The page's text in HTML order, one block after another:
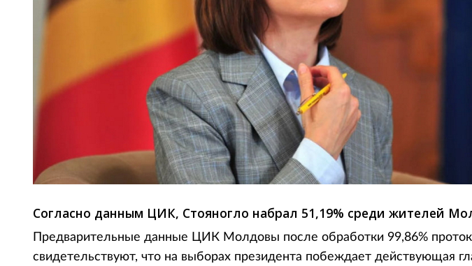
Согласно данным ЦИК, Стояногло набрал 51,19% среди жителей
Предварительные данные ЦИК Молдовы после обработки 99,86%
свидетельствуют, что на выборах президента побеждает действующая